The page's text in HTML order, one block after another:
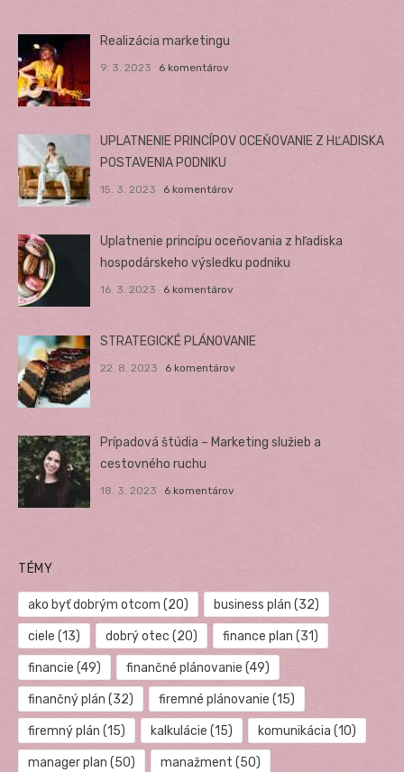
Realizácia marketingu
9. 3. 2023 6 komentárov
UPLATNENIE PRINCÍPOV OCEŇOVANIE Z HĽADISKA
POSTAVENIA PODNIKU
15. 3. 2023 6 komentárov
Uplatnenie princípu oceňovania z hľadiska
hospodárskeho výsledku podniku
16. 3. 2023 6 komentárov
STRATEGICKÉ PLÁNOVANIE
22. 8. 2023 6 komentárov
Prípadová štúdia – Marketing služieb a
cestovného ruchu
18. 3. 2023 6 komentárov
TÉMY
ako byť dobrým otcom (20) business plán (32)
ciele (13) dobrý otec (20) finance plan (31)
financie (49) finančné plánovanie (49)
finančný plán (32) firemné plánovanie (15)
firemný plán (15) kalkulácie (15) komunikácia (10)
manager plan (50) manažment (50)